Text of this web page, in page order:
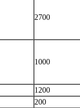
2700
1000
1200
200